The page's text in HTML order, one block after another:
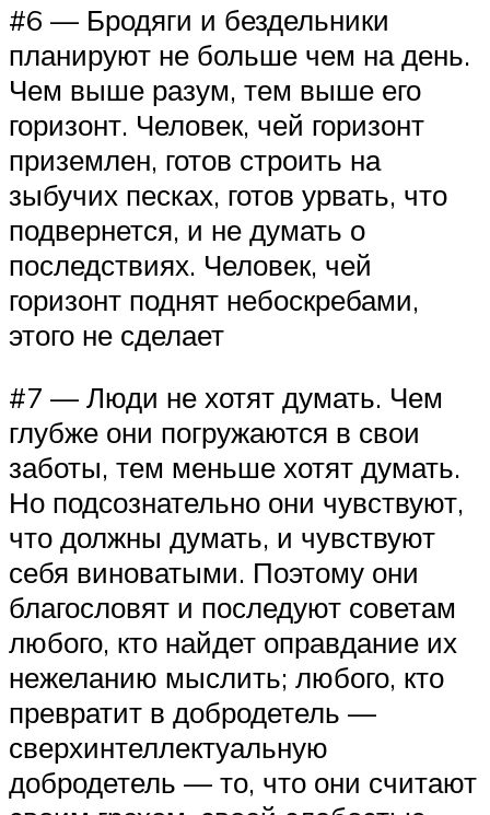
#6 — Бродяги и бездельники
планируют не больше чем на день.
Чем выше разум, тем выше его
горизонт. Человек, чей горизонт
приземлен, готов строить на
зыбучих песках, готов урвать, что
подвернется, и не думать о
последствиях. Человек, чей
горизонт поднят небоскребами,
этого не сделает
#7 — Люди не хотят думать. Чем
глубже они погружаются в свои
заботы, тем меньше хотят думать.
Но подсознательно они чувствуют,
что должны думать, и чувствуют
себя виноватыми. Поэтому они
благословят и последуют советам
любого, кто найдет оправдание их
нежеланию мыслить; любого, кто
превратит в добродетель —
сверхинтеллектуальную
добродетель — то, что они считают